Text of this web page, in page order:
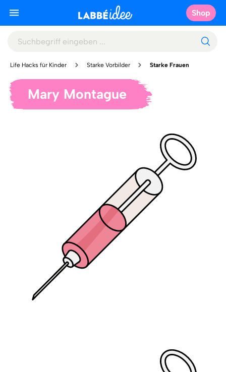
Shop
Life Hacks für Kinder Starke Vorbilder Starke Frauen
Mary Montague